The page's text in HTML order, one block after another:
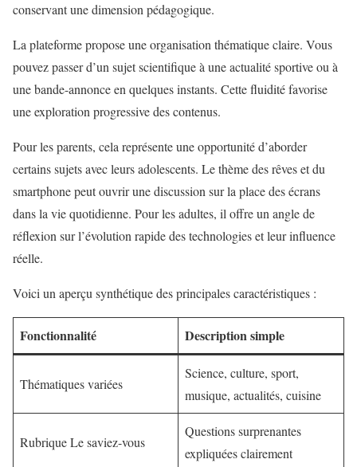
conservant une dimension pédagogique.
La plateforme propose une organisation thématique claire. Vous
pouvez passer d’un sujet scientifique à une actualité sportive ou à
une bande-annonce en quelques instants. Cette fluidité favorise
une exploration progressive des contenus.
Pour les parents, cela représente une opportunité d’aborder
certains sujets avec leurs adolescents. Le thème des rêves et du
smartphone peut ouvrir une discussion sur la place des écrans
dans la vie quotidienne. Pour les adultes, il offre un angle de
réflexion sur l’évolution rapide des technologies et leur influence
réelle.
Voici un aperçu synthétique des principales caractéristiques :
Fonctionnalité Description simple
Thématiques variées
Science, culture, sport,
musique, actualités, cuisine
Rubrique Le saviez-vous
Questions surprenantes
expliquées clairement